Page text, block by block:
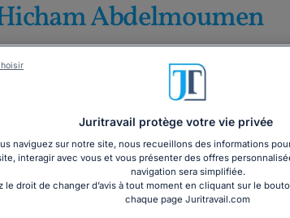
Abdelmoumen
de Paris
COORDONNÉES
Juritravail protège votre vie privée
naviguez sur notre site, nous recueillons des informations
interagir avec vous et vous présenter des offres
navigation sera simplifiée.
le droit de changer d’avis à tout moment en cliquant sur le
chaque page Juritravail.com